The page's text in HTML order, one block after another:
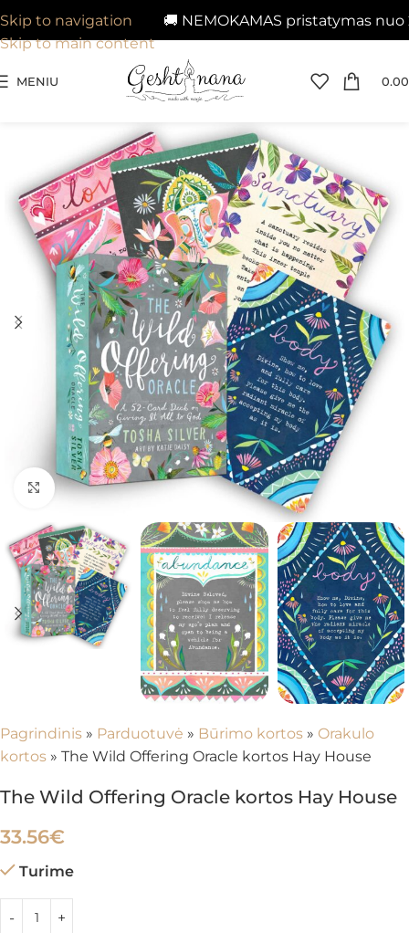
🚚 NEMOKAMAS pristatymas nuo
Skip to navigation
Skip to main content
MENIU 0.00
Spustelėkite, kad padidintumėte
Pagrindinis » Parduotuvė » Būrimo kortos » Orakulo
kortos » The Wild Offering Oracle kortos Hay House
The Wild Offering Oracle kortos Hay House
33.56€
Turime